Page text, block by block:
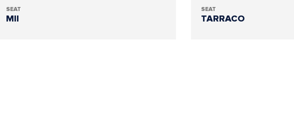
SEAT
MII
SEAT
TARRACO